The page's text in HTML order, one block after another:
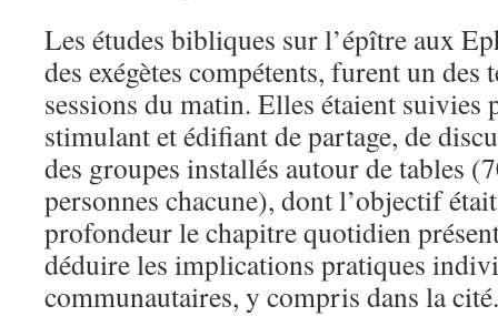
Les études bibliques sur l’épître aux
des exégètes compétents, furent un des
sessions du matin. Elles étaient suivies
stimulant et édifiant de partage, de
des groupes installés autour de tables
personnes chacune), dont l’objectif
profondeur le chapitre quotidien
déduire les implications pratiques
communautaires, y compris dans la cité.